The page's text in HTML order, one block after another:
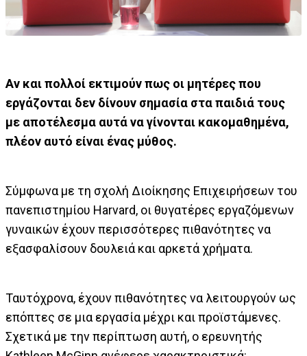
Αν και πολλοί εκτιμούν πως οι μητέρες που
εργάζονται δεν δίνουν σημασία στα παιδιά τους
με αποτέλεσμα αυτά να γίνονται κακομαθημένα,
πλέον αυτό είναι ένας μύθος.
Σύμφωνα με τη σχολή Διοίκησης Επιχειρήσεων του
πανεπιστημίου Harvard, οι θυγατέρες εργαζόμενων
γυναικών έχουν περισσότερες πιθανότητες να
εξασφαλίσουν δουλειά και αρκετά χρήματα.
Ταυτόχρονα, έχουν πιθανότητες να λειτουργούν ως
επόπτες σε μια εργασία μέχρι και προϊστάμενες.
Σχετικά με την περίπτωση αυτή, ο ερευνητής